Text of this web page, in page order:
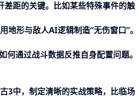
距的关键。比如某些特殊事件的触
形与敌人AI逻辑制造“无伤窗口”。
通过战斗数据反推自身配置问题。
3中，制定清晰的实战策略，比临场